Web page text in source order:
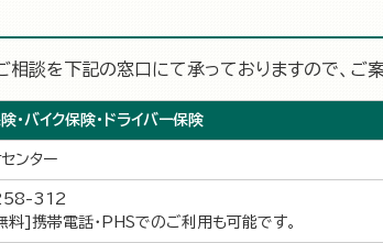
談を下記の窓口にて承っておりますので、ご案
・バイク保険・ドライバー保険
ンター
312
]携帯電話・PHSでのご利用も可能です。